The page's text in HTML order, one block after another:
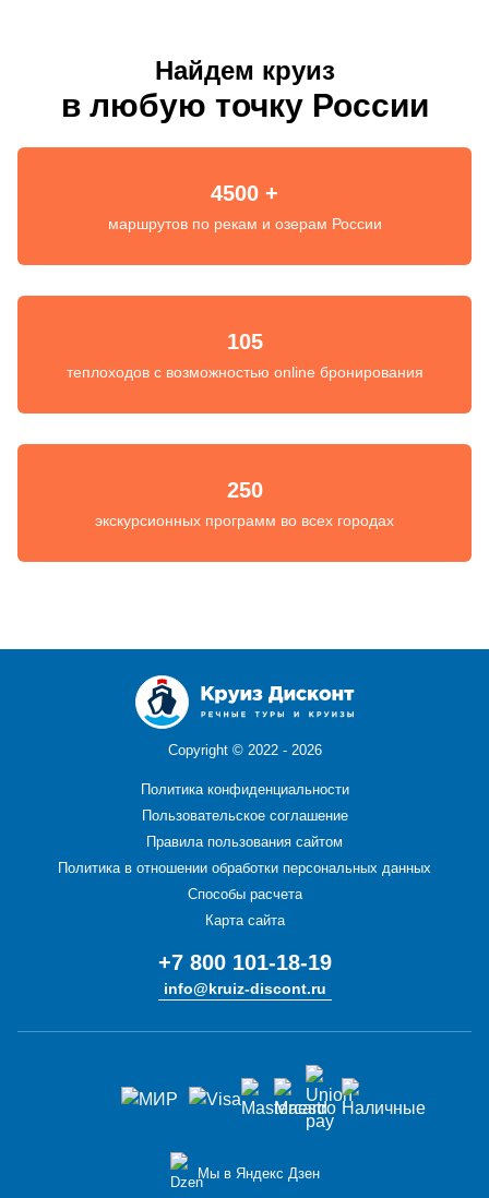
Найдем круиз
в любую точку России
4500 +
маршрутов по рекам и озерам России
105
теплоходов с возможностью online бронирования
250
экскурсионных программ во всех городах
Copyright © 2022 - 2026
Политика конфиденциальности
Пользовательское соглашение
Правила пользования сайтом
Политика в отношении обработки персональных данных
Способы расчета
Карта сайта
+7 800 101-18-19
info@kruiz-discont.ru
Мы в Яндекс Дзен